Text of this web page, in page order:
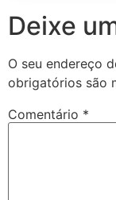
Deixe
O seu endereço
obrigatórios são
Comentário *